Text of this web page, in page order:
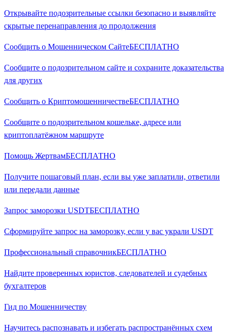
Открывайте подозрительные ссылки безопасно и выявляйте
скрытые перенаправления до продолжения
Сообщить о Мошенническом СайтеБЕСПЛАТНО
Сообщите о подозрительном сайте и сохраните доказательства
для других
Сообщить о КриптомошенничествеБЕСПЛАТНО
Сообщите о подозрительном кошельке, адресе или
криптоплатёжном маршруте
Помощь ЖертвамБЕСПЛАТНО
Получите пошаговый план, если вы уже заплатили, ответили
или передали данные
Запрос заморозки USDTБЕСПЛАТНО
Сформируйте запрос на заморозку, если у вас украли USDT
Профессиональный справочникБЕСПЛАТНО
Найдите проверенных юристов, следователей и судебных
бухгалтеров
Гид по Мошенничеству
Научитесь распознавать и избегать распространённых схем